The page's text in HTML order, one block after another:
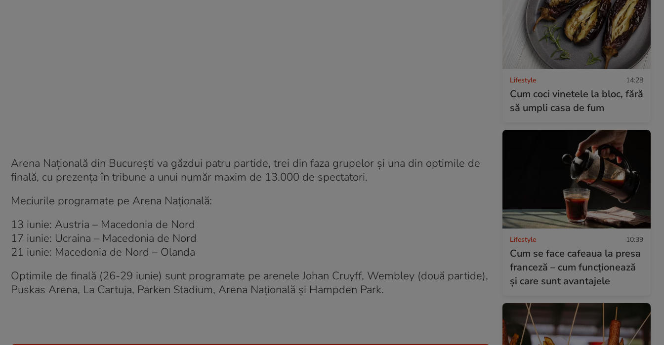
Arena Națională din București va găzdui patru partide, trei din faza grupelor și una din optimile de
finală, cu prezența în tribune a unui număr maxim de 13.000 de spectatori.
Meciurile programate pe Arena Națională:
13 iunie: Austria – Macedonia de Nord
17 iunie: Ucraina – Macedonia de Nord
21 iunie: Macedonia de Nord – Olanda
Optimile de finală (26-29 iunie) sunt programate pe arenele Johan Cruyff, Wembley (două partide),
Puskas Arena, La Cartuja, Parken Stadium, Arena Naţională şi Hampden Park.
Lifestyle 14:28
Cum coci vinetele la bloc, fără
să umpli casa de fum
Lifestyle 10:39
Cum se face cafeaua la presa
franceză – cum funcționează
și care sunt avantajele